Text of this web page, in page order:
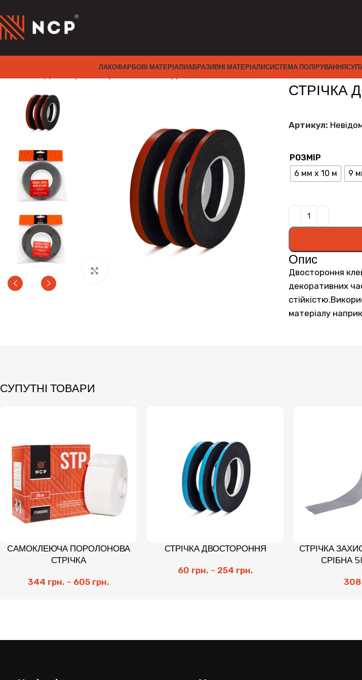
ЛАКОФАРБОВІ МАТЕРІАЛИАБРАЗИВНІ МАТЕРІАЛИСИСТЕМА ПОЛІРУВАННЯ
СТРІЧКА
Артикул:
РОЗМІР
6 мм x 10 м
9
Опис
Двостороння
декоративних
матеріалу
СУПУТНІ ТОВАРИ
САМОКЛЕЮЧА ПОРОЛОНОВА
СТРІЧКА
344 грн. – 605 грн.
СТРІЧКА ДВОСТОРОННЯ
60 грн. – 254 грн.
СТРІЧКА
СРІБНА
308